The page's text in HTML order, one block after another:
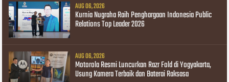
AUG 06, 2026
Kurnia Nugraha Raih Penghargaan Indonesia Public
Relations Top Leader 2026
AUG 06, 2026
Motorola Resmi Luncurkan Razr Fold di Yogyakarta,
Usung Kamera Terbaik dan Baterai Raksasa